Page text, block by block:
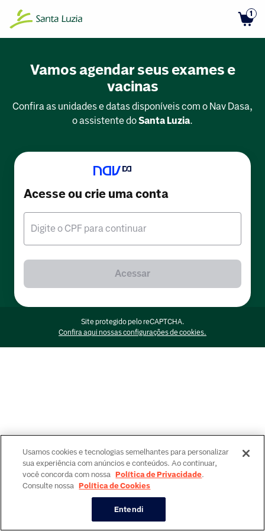
1
Vamos agendar seus exames e
vacinas
Confira as unidades e datas disponíveis com o Nav Dasa,
o assistente doSanta Luzia.
Acesse ou crie uma conta
Digite o CPF para continuar
Acessar
Site protegido pelo reCAPTCHA.
Confira aqui nossas configurações de cookies.
Usamos cookies e tecnologias semelhantes para personalizar
sua experiência com anúncios e conteúdos. Ao continuar,
você concorda com nossa Política de Privacidade.
Consulte nossa Política de Cookies
Entendi